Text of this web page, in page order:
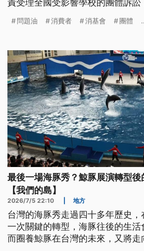
責受理全國受影響學校的團體訴訟
問題油 消費者 消基會 團體
最後一場海豚秀？鯨豚展演轉型
【我們的島】
2026/7/5 22:10 地方
台灣的海豚秀走過四十多年歷史
一次關鍵的轉型，海豚往後的生活
而圈養鯨豚在台灣的未來，又將走